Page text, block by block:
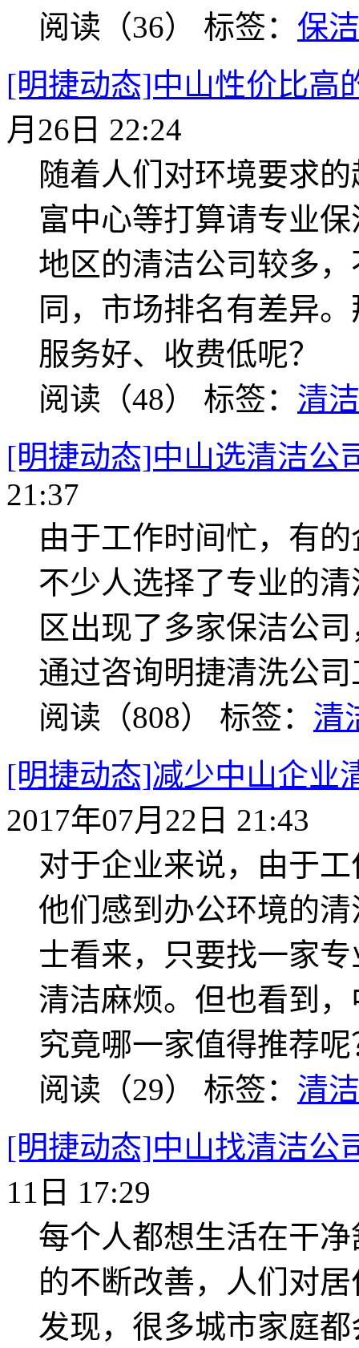
阅读（36） 标签： 保
[明捷动态]中山性价比高
月26日 22:24
随着人们对环境要求
富中心等打算请专业
地区的清洁公司较多
同，市场排名有差异
服务好、收费低呢？
阅读（48） 标签： 清
[明捷动态]中山选清洁公
21:37
由于工作时间忙，有
不少人选择了专业的
区出现了多家保洁公
通过咨询明捷清洗公
阅读（808） 标签： 清
[明捷动态]减少中山企业
2017年07月22日 21:43
对于企业来说，由于
他们感到办公环境的
士看来，只要找一家
清洁麻烦。但也看到
究竟哪一家值得推荐呢
阅读（29） 标签： 清
[明捷动态]中山找清洁公
11日 17:29
每个人都想生活在干
的不断改善，人们对
发现，很多城市家庭